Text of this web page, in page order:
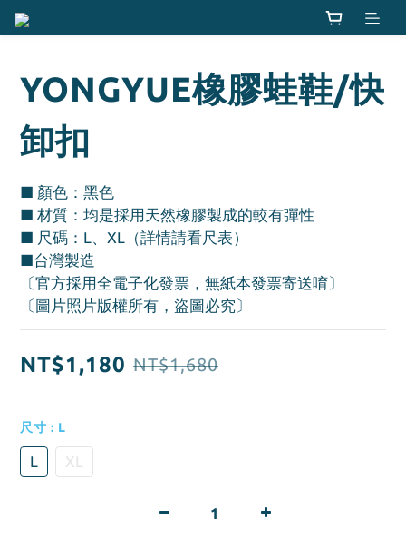
YONGYUE橡膠蛙鞋/快
卸扣
■ 顏色：黑色
■ 材質：均是採用天然橡膠製成的較有彈性
■ 尺碼：L、XL（詳情請看尺表）
■台灣製造
〔官方採用全電子化發票，無紙本發票寄送唷〕
〔圖片照片版權所有，盜圖必究〕
NT$1,180 NT$1,680
尺寸 : L
L XL